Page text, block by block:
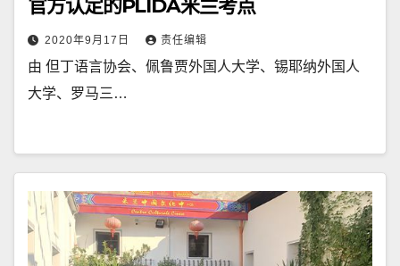
官方认定的PLIDA米兰考点
2020年9月17日 责任编辑
由 但丁语言协会、佩鲁贾外国人大学、锡耶纳外国人
大学、罗马三…